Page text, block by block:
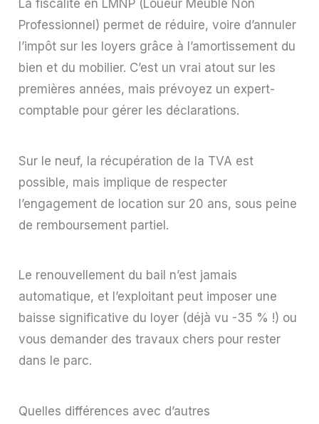
La fiscalité en LMNP (Loueur Meublé Non
Professionnel) permet de réduire, voire d’annuler
l’impôt sur les loyers grâce à l’amortissement du
bien et du mobilier. C’est un vrai atout sur les
premières années, mais prévoyez un expert-
comptable pour gérer les déclarations.
Sur le neuf, la récupération de la TVA est
possible, mais implique de respecter
l’engagement de location sur 20 ans, sous peine
de remboursement partiel.
Le renouvellement du bail n’est jamais
automatique, et l’exploitant peut imposer une
baisse significative du loyer (déjà vu -35 % !) ou
vous demander des travaux chers pour rester
dans le parc.
Quelles différences avec d’autres